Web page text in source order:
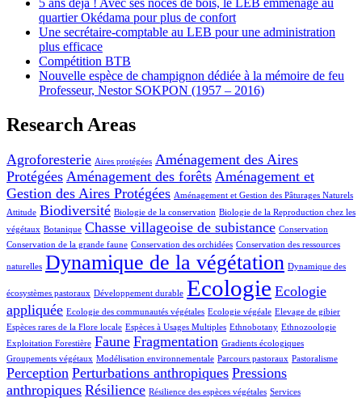
quartier Okédama pour plus de confort
Une secrétaire-comptable au LEB pour une administration
plus efficace
Compétition BTB
Nouvelle espèce de champignon dédiée à la mémoire de feu
Professeur, Nestor SOKPON (1957 – 2016)
Research Areas
Agroforesterie Aires protégées Aménagement des Aires
Protégées Aménagement des forêts Aménagement et
Gestion des Aires Protégées Aménagement et Gestion des Pâturages Naturels
Attitude Biodiversité Biologie de la conservation Biologie de la Reproduction chez les
végétaux Botanique Chasse villageoise de subistance Conservation
Conservation de la grande faune Conservation des orchidées Conservation des ressources
naturelles Dynamique de la végétation Dynamique des
écosystèmes pastoraux Développement durable Ecologie Ecologie
appliquée Ecologie des communautés végétales Ecologie végéale Elevage de gibier
Espèces rares de la Flore locale Espèces à Usages Multiples Ethnobotany Ethnozoologie
Exploitation Forestière Faune Fragmentation Gradients écologiques
Groupements végétaux Modélisation environnementale Parcours pastoraux Pastoralisme
Perception Perturbations anthropiques Pressions
anthropiques Résilience Résilience des espèces végétales Services